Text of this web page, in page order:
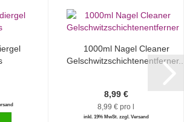
1000ml Nagel Cleaner
8,99 €
8,99 € pro l
inkl. 19% MwSt. zzgl. Versand